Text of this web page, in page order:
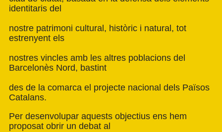
identitaris del
nostre patrimoni cultural, històric i natural, tot
estrenyent els
nostres vincles amb les altres poblacions del
Barcelonès Nord, bastint
des de la comarca el projecte nacional dels Països
Catalans.
Per desenvolupar aquests objectius ens hem
proposat obrir un debat al